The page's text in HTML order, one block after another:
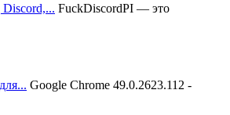
FuckDiscordPI — это
Google Chrome 49.0.2623.112 -